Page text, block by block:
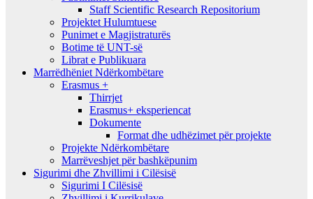
Staff Scientific Research Repositorium
Projektet Hulumtuese
Punimet e Magjistraturës
Botime të UNT-së
Librat e Publikuara
Marrëdhëniet Ndërkombëtare
Erasmus +
Thirrjet
Erasmus+ eksperiencat
Dokumente
Format dhe udhëzimet për projekte
Projekte Ndërkombëtare
Marrëveshjet për bashkëpunim
Sigurimi dhe Zhvillimi i Cilësisë
Sigurimi I Cilësisë